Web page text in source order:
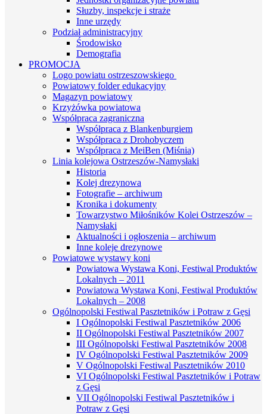
Słuzby, inspekcje i straże
Inne urzędy
Podział administracyjny
Środowisko
Demografia
PROMOCJA
Logo powiatu ostrzeszowskiego
Powiatowy folder edukacyjny
Magazyn powiatowy
Krzyżówka powiatowa
Współpraca zagraniczna
Współpraca z Blankenburgiem
Współpraca z Drohobyczem
Współpraca z MeiBen (Miśnia)
Linia kolejowa Ostrzeszów-Namysłaki
Historia
Kolej drezynowa
Fotografie – archiwum
Kronika i dokumenty
Towarzystwo Miłośników Kolei Ostrzeszów –
Namysłaki
Aktualności i ogłoszenia – archiwum
Inne koleje drezynowe
Powiatowe wystawy koni
Powiatowa Wystawa Koni, Festiwal Produktów
Lokalnych – 2011
Powiatowa Wystawa Koni, Festiwal Produktów
Lokalnych – 2008
Ogólnopolski Festiwal Pasztetników i Potraw z Gęsi
I Ogólnopolski Festiwal Pasztetników 2006
II Ogólnopolski Festiwal Pasztetników 2007
III Ogólnopolski Festiwal Pasztetników 2008
IV Ogólnopolski Festiwal Pasztetników 2009
V Ogólnopolski Festiwal Pasztetników 2010
VI Ogólnopolski Festiwal Pasztetników i Potraw
z Gęsi
VII Ogólnopolski Festiwal Pasztetników i
Potraw z Gęsi